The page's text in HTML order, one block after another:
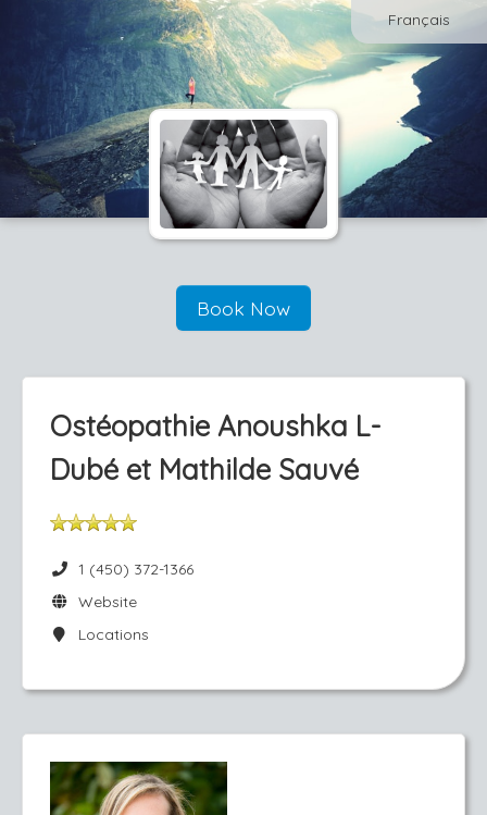
Français
Book Now
Ostéopathie Anoushka L-
Dubé et Mathilde Sauvé
1 (450) 372-1366
Website
Locations